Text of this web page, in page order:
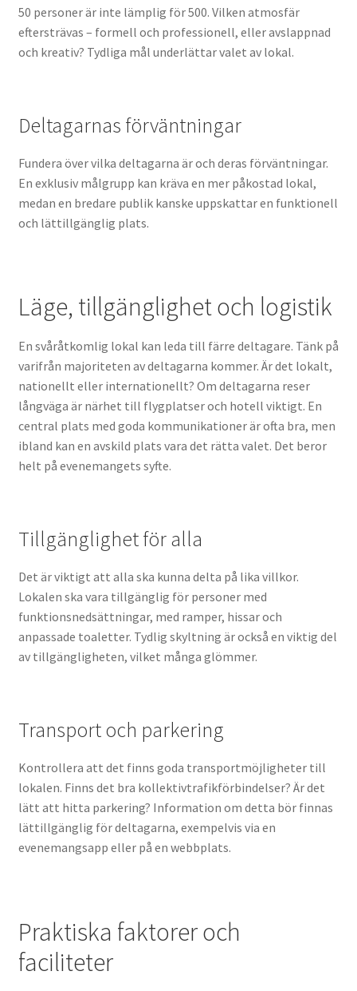
50 personer är inte lämplig för 500. Vilken atmosfär
eftersträvas – formell och professionell, eller avslappnad
och kreativ? Tydliga mål underlättar valet av lokal.
Deltagarnas förväntningar
Fundera över vilka deltagarna är och deras förväntningar.
En exklusiv målgrupp kan kräva en mer påkostad lokal,
medan en bredare publik kanske uppskattar en funktionell
och lättillgänglig plats.
Läge, tillgänglighet och logistik
En svåråtkomlig lokal kan leda till färre deltagare. Tänk på
varifrån majoriteten av deltagarna kommer. Är det lokalt,
nationellt eller internationellt? Om deltagarna reser
långväga är närhet till flygplatser och hotell viktigt. En
central plats med goda kommunikationer är ofta bra, men
ibland kan en avskild plats vara det rätta valet. Det beror
helt på evenemangets syfte.
Tillgänglighet för alla
Det är viktigt att alla ska kunna delta på lika villkor.
Lokalen ska vara tillgänglig för personer med
funktionsnedsättningar, med ramper, hissar och
anpassade toaletter. Tydlig skyltning är också en viktig del
av tillgängligheten, vilket många glömmer.
Transport och parkering
Kontrollera att det finns goda transportmöjligheter till
lokalen. Finns det bra kollektivtrafikförbindelser? Är det
lätt att hitta parkering? Information om detta bör finnas
lättillgänglig för deltagarna, exempelvis via en
evenemangsapp eller på en webbplats.
Praktiska faktorer och
faciliteter